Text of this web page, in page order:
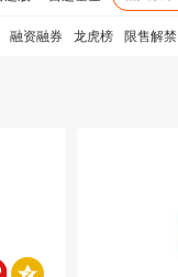
融资融券 龙虎榜 限售解禁